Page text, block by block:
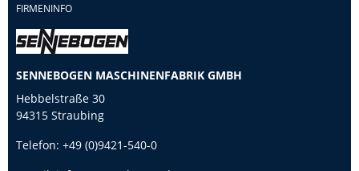
FIRMENINFO
SENNEBOGEN MASCHINENFABRIK GMBH
Hebbelstraße 30
94315 Straubing
Telefon: +49 (0)9421-540-0